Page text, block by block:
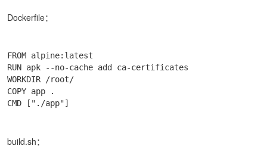
Dockerfile：
FROM alpine:latest
RUN apk --no-cache add ca-certificates
WORKDIR /root/
COPY app .
CMD ["./app"]
build.sh：